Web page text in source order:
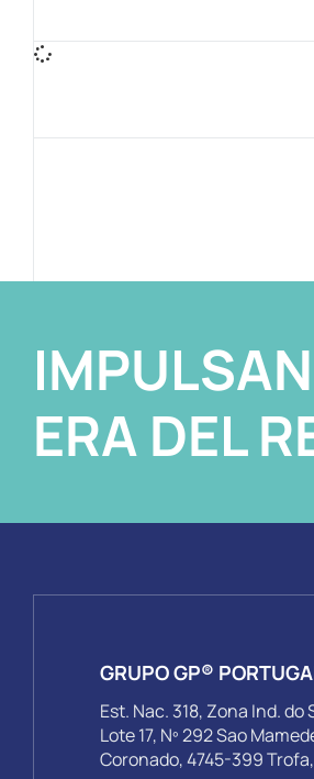
ERA DEL
GRUPO GP®
Est. Nac. 318, Zona Ind. do
Lote 17, Nº 292 Sao
Coronado, 4745-399